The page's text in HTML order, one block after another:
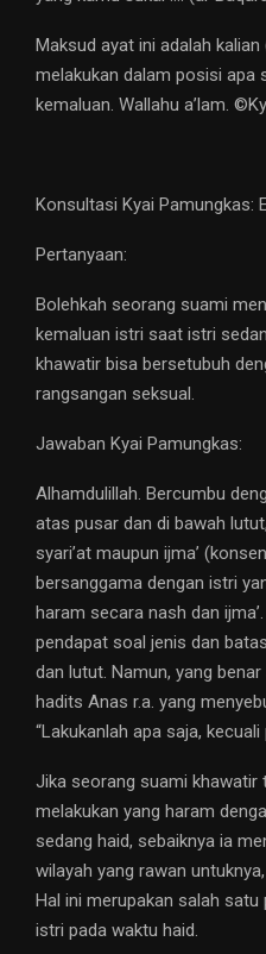
Maksud ayat ini adalah
melakukan dalam posisi apa
kemaluan. Wallahu a’lam.
Konsultasi Kyai Pamungkas:
Pertanyaan:
Bolehkah seorang suami
kemaluan istri saat istri
khawatir bisa bersetubuh
rangsangan seksual.
Jawaban Kyai Pamungkas:
Alhamdulillah. Bercumbu
atas pusar dan di bawah
syari’at maupun ijma’
bersanggama dengan istri
haram secara nash dan
pendapat soal jenis dan
dan lutut. Namun, yang
hadits Anas r.a. yang
“Lakukanlah apa saja,
Jika seorang suami khawatir
melakukan yang haram
sedang haid, sebaiknya ia
wilayah yang rawan
Hal ini merupakan salah satu
istri pada waktu haid.